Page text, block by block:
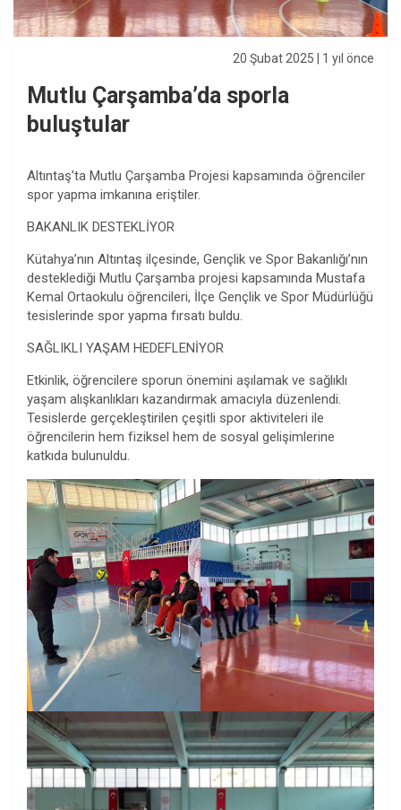
20 Şubat 2025 | 1 yıl önce
Mutlu Çarşamba’da sporla
buluştular
Altıntaş’ta Mutlu Çarşamba Projesi kapsamında öğrenciler
spor yapma imkanına eriştiler.
BAKANLIK DESTEKLİYOR
Kütahya’nın Altıntaş ilçesinde, Gençlik ve Spor Bakanlığı’nın
desteklediği Mutlu Çarşamba projesi kapsamında Mustafa
Kemal Ortaokulu öğrencileri, İlçe Gençlik ve Spor Müdürlüğü
tesislerinde spor yapma fırsatı buldu.
SAĞLIKLI YAŞAM HEDEFLENİYOR
Etkinlik, öğrencilere sporun önemini aşılamak ve sağlıklı
yaşam alışkanlıkları kazandırmak amacıyla düzenlendi.
Tesislerde gerçekleştirilen çeşitli spor aktiviteleri ile
öğrencilerin hem fiziksel hem de sosyal gelişimlerine
katkıda bulunuldu.